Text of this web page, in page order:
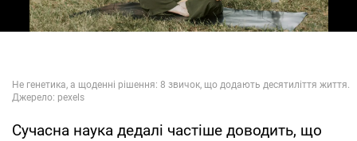
Сучасна наука дедалі частіше доводить, що